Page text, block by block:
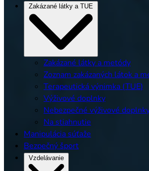
Zakázané látky a TUE
Zakázané látky a metódy
Zoznam zakázaných látok a
Terapeutická výnimka (TUE)
Výživové doplnky
Nebezpečné výživové
Na stiahnutie
Manipulácia súťaže
Bezpečný šport
Vzdelávanie